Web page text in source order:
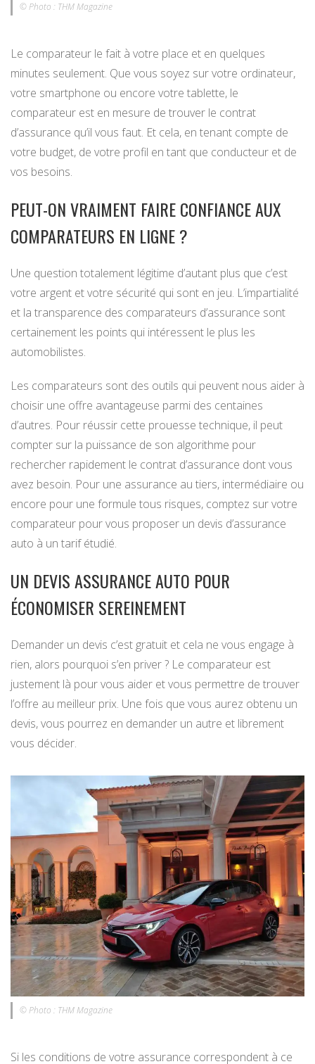
© Photo : THM Magazine
Le comparateur le fait à votre place et en quelques
minutes seulement. Que vous soyez sur votre ordinateur,
votre smartphone ou encore votre tablette, le
comparateur est en mesure de trouver le contrat
d’assurance qu’il vous faut. Et cela, en tenant compte de
votre budget, de votre profil en tant que conducteur et de
vos besoins.
PEUT-ON VRAIMENT FAIRE CONFIANCE AUX
COMPARATEURS EN LIGNE ?
Une question totalement légitime d’autant plus que c’est
votre argent et votre sécurité qui sont en jeu. L’impartialité
et la transparence des comparateurs d’assurance sont
certainement les points qui intéressent le plus les
automobilistes.
Les comparateurs sont des outils qui peuvent nous aider à
choisir une offre avantageuse parmi des centaines
d’autres. Pour réussir cette prouesse technique, il peut
compter sur la puissance de son algorithme pour
rechercher rapidement le contrat d’assurance dont vous
avez besoin. Pour une assurance au tiers, intermédiaire ou
encore pour une formule tous risques, comptez sur votre
comparateur pour vous proposer un devis d’assurance
auto à un tarif étudié.
UN DEVIS ASSURANCE AUTO POUR
ÉCONOMISER SEREINEMENT
Demander un devis c’est gratuit et cela ne vous engage à
rien, alors pourquoi s’en priver ? Le comparateur est
justement là pour vous aider et vous permettre de trouver
l’offre au meilleur prix. Une fois que vous aurez obtenu un
devis, vous pourrez en demander un autre et librement
vous décider.
© Photo : THM Magazine
Si les conditions de votre assurance correspondent à ce